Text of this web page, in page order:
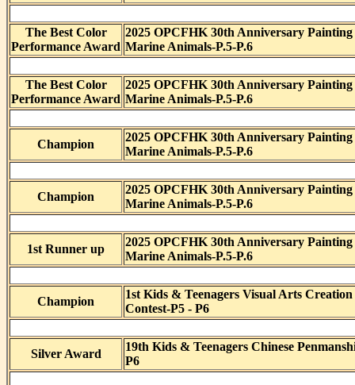
The Best Color
Performance Award
2025 OPCFHK 30th Anniversary Painting
Marine Animals-P.5-P.6
The Best Color
Performance Award
2025 OPCFHK 30th Anniversary Painting
Marine Animals-P.5-P.6
Champion
2025 OPCFHK 30th Anniversary Painting
Marine Animals-P.5-P.6
Champion
2025 OPCFHK 30th Anniversary Painting
Marine Animals-P.5-P.6
1st Runner up
2025 OPCFHK 30th Anniversary Painting
Marine Animals-P.5-P.6
Champion
1st Kids & Teenagers Visual Arts
Contest-P5 - P6
Silver Award
19th Kids & Teenagers Chinese
P6